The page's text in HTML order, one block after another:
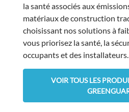
la santé associés aux
matériaux de construction
choisissant nos solutions à
vous priorisez la santé, la
occupants et des installateurs.
VOIR TOUS LES